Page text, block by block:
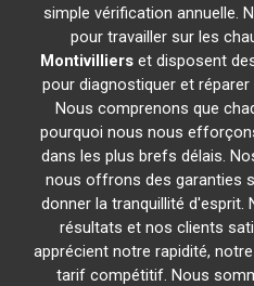
simple vérification annuelle.
pour travailler sur les
Montivilliers et disposent
pour diagnostiquer et
Nous comprenons que
pourquoi nous nous
dans les plus brefs délais.
nous offrons des garanties
donner la tranquillité
résultats et nos clients
apprécient notre rapidité,
tarif compétitif. Nous